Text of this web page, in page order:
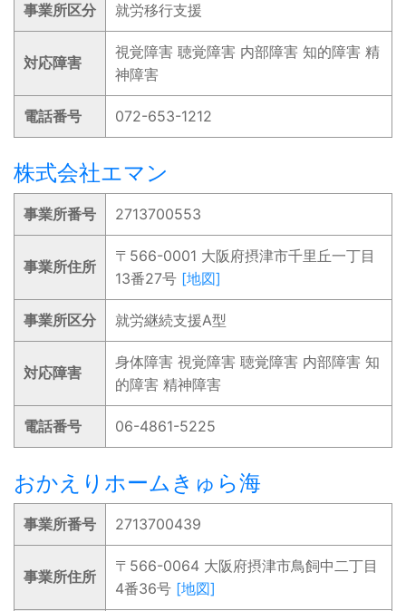
事業所区分 就労移行支援
対応障害
視覚障害 聴覚障害 内部障害 知的障害 精
神障害
電話番号 072-653-1212
株式会社エマン
事業所番号 2713700553
事業所住所
〒566-0001 大阪府摂津市千里丘一丁目
13番27号 [地図]
事業所区分 就労継続支援A型
対応障害
身体障害 視覚障害 聴覚障害 内部障害 知
的障害 精神障害
電話番号 06-4861-5225
おかえりホームきゅら海
事業所番号 2713700439
事業所住所
〒566-0064 大阪府摂津市鳥飼中二丁目
4番36号 [地図]